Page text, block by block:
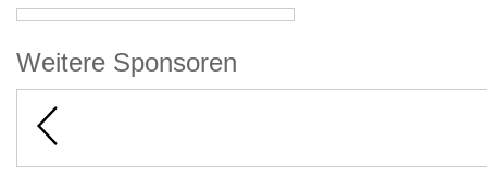
Weitere Sponsoren